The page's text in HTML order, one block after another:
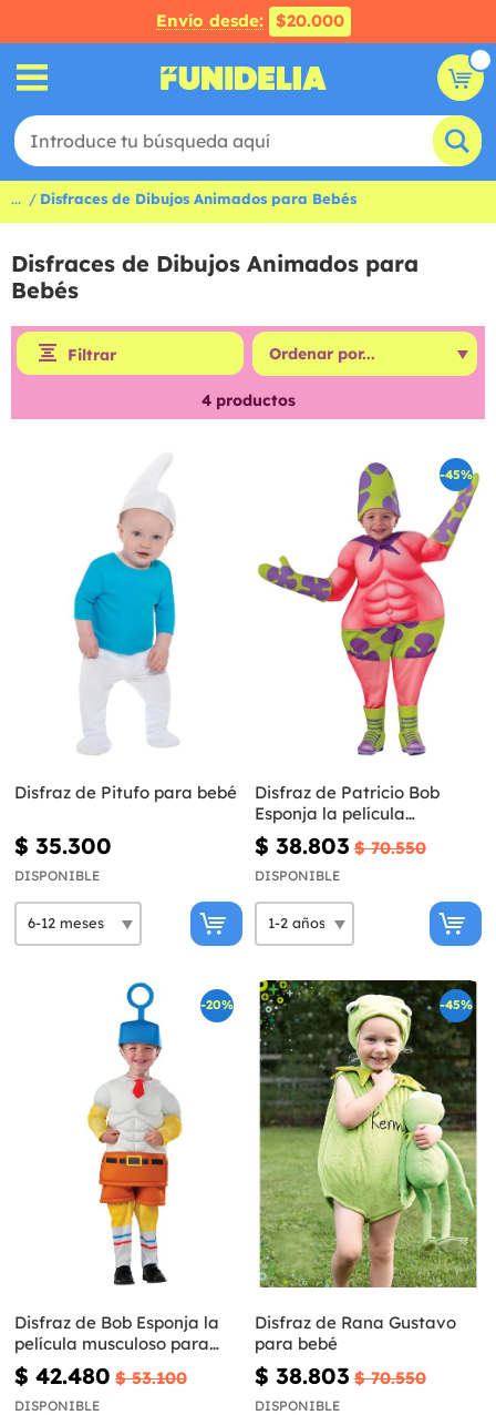
Envío desde: $20.000
... Disfraces de Dibujos Animados para Bebés
Disfraces de Dibujos Animados para
Bebés
Filtrar
4productos
Disfraz de Pitufo para bebé
$ 35.300
DISPONIBLE
-45%
Disfraz de Patricio Bob
Esponja la película
musculoso para bebé
$ 38.803 $ 70.550
DISPONIBLE
-20%
Disfraz de Bob Esponja la
película musculoso para
bebé
$ 42.480 $ 53.100
DISPONIBLE
-45%
Disfraz de Rana Gustavo
para bebé
$ 38.803 $ 70.550
DISPONIBLE